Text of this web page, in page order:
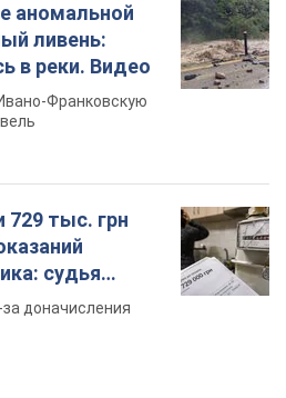
аномальной
ливень:
в реки. Видео
Франковскую
тыс. грн
судья
решение
доначисления